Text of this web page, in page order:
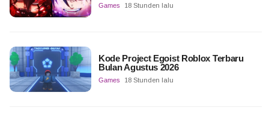
Games 18 Stunden lalu
Kode Project Egoist Roblox Terbaru
Bulan Agustus 2026
Games 18 Stunden lalu